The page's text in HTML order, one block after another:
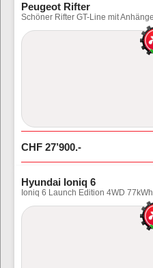
Peugeot Rifter
CHF 27’900.-
Hyundai Ioniq 6
Ioniq 6 Launch Edition 4WD 77kWh